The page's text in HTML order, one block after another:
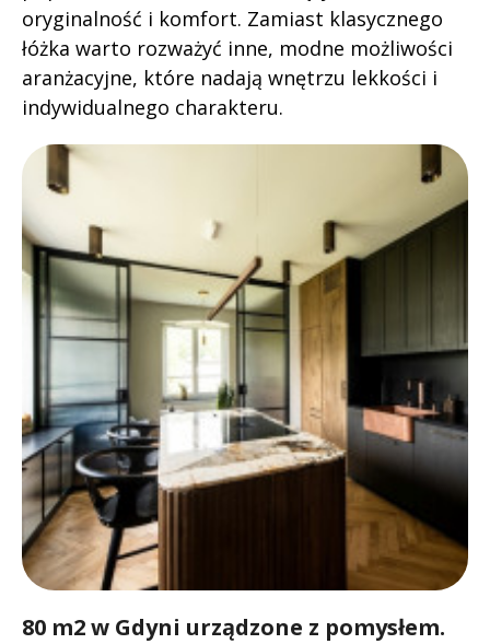
oryginalność i komfort. Zamiast klasycznego
łóżka warto rozważyć inne, modne możliwości
aranżacyjne, które nadają wnętrzu lekkości i
indywidualnego charakteru.
80 m2 w Gdyni urządzone z pomysłem.